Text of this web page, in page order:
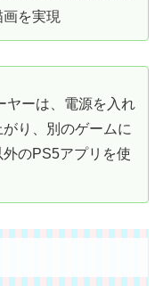
を実現
ヤーは、電源を入れ
り、別のゲームに
のPS5アプリを使